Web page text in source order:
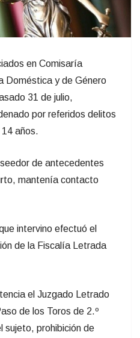
en Comisaría
Doméstica y de Género
31 de julio,
por referidos delitos
años.
de antecedentes
mantenía contacto
intervino efectuó el
de la Fiscalía Letrada
el Juzgado Letrado
de los Toros de 2.º
sujeto, prohibición de